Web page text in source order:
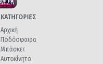
ΚΑΤΗΓΟΡΙΕΣ
Αρχική
Ποδόσφαιρο
Μπάσκετ
Αυτοκίνητο